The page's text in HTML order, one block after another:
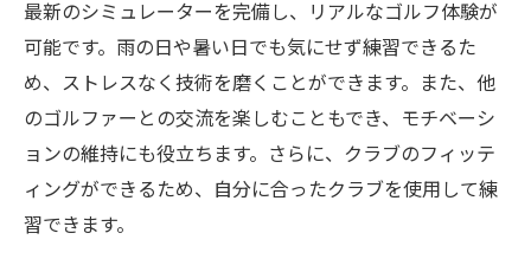
最新のシミュレーターを完備し、リアルなゴルフ体験が
可能です。雨の日や暑い日でも気にせず練習できるた
め、ストレスなく技術を磨くことができます。また、他
のゴルファーとの交流を楽しむこともでき、モチベーシ
ョンの維持にも役立ちます。さらに、クラブのフィッテ
ィングができるため、自分に合ったクラブを使用して練
習できます。